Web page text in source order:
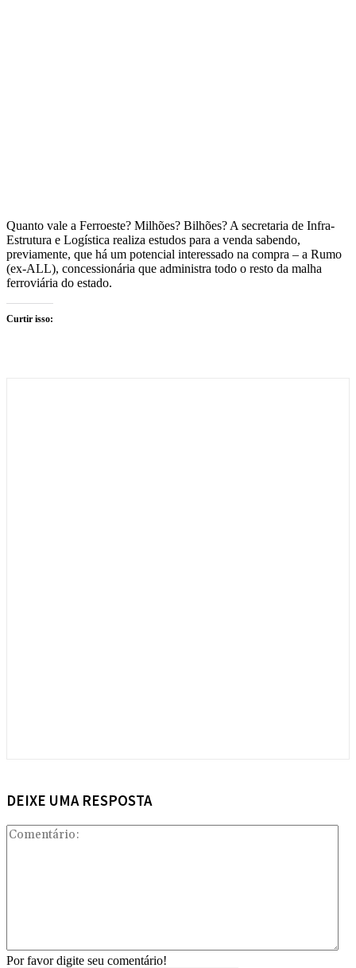
Quanto vale a Ferroeste? Milhões? Bilhões? A secretaria de Infra-
Estrutura e Logística realiza estudos para a venda sabendo,
previamente, que há um potencial interessado na compra – a Rumo
(ex-ALL), concessionária que administra todo o resto da malha
ferroviária do estado.
Curtir isso:
DEIXE UMA RESPOSTA
Por favor digite seu comentário!